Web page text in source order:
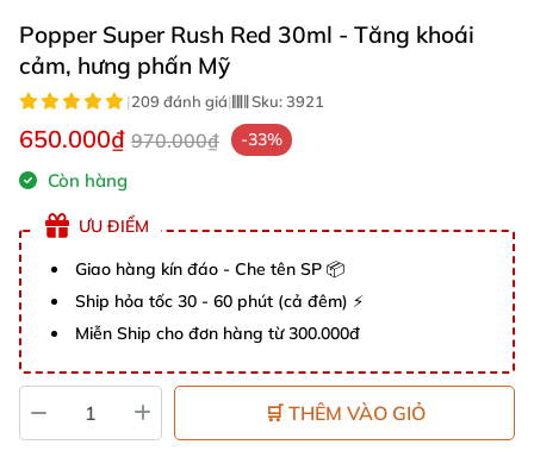
Popper Super Rush Red 30ml - Tăng khoái
cảm, hưng phấn Mỹ
|209 đánh giá| Sku:3921
650.000₫ 970.000₫ -33%
Còn hàng
ƯU ĐIỂM
Giao hàng kín đáo - Che tên SP 📦
Ship hỏa tốc 30 - 60 phút (cả đêm) ⚡
Miễn Ship cho đơn hàng từ 300.000đ
🛒 THÊM VÀO GIỎ